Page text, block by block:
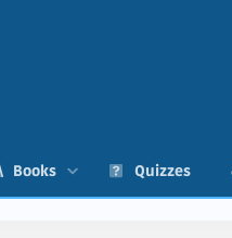
Books Quizzes